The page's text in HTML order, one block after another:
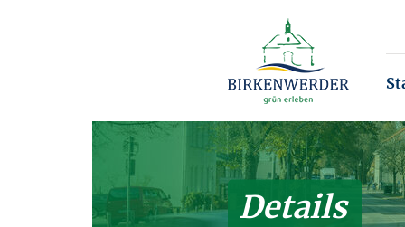
Details